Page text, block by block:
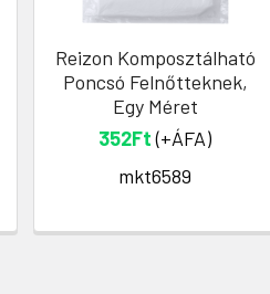
Reizon Komposztálható
Poncsó Felnőtteknek,
Egy Méret
352Ft(+ÁFA)
mkt6589